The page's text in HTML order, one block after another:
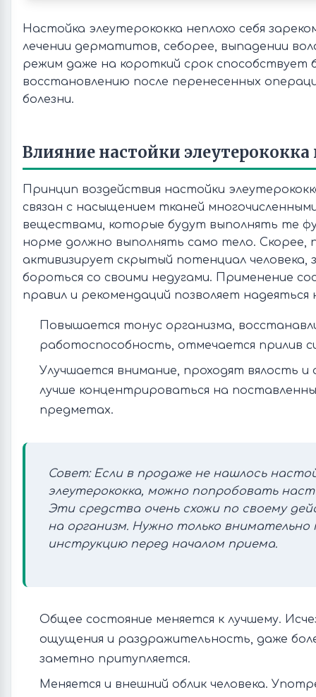
Настойка элеутерококка неплохо себя
лечении дерматитов, себорее, выпадении
режим даже на короткий срок способствует
восстановлению после перенесенных
болезни.
Влияние настойки
Принцип воздействия настойки
связан с насыщением тканей
веществами, которые будут выполнять те
норме должно выполнять само тело. Скорее,
активизирует скрытый потенциал человека,
бороться со своими недугами. Применение
правил и рекомендаций позволяет
Повышается тонус организма,
работоспособность, отмечается прилив
Улучшается внимание, проходят вялость и
лучше концентрироваться на
предметах.
Совет: Если в продаже не нашлось
элеутерококка, можно попробовать
Эти средства очень схожи по своему
на организм. Нужно только
инструкцию перед началом приема.
Общее состояние меняется к лучшему.
ощущения и раздражительность, даже
заметно притупляется.
Меняется и внешний облик человека.